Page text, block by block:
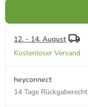
12. - 14. August
Kostenloser Versand
heyconnect
14 Tage Rückgaberecht